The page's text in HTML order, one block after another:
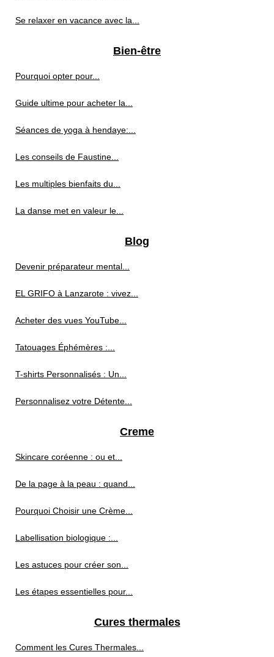
Se relaxer en vacance avec la...
Bien-être
Pourquoi opter pour...
Guide ultime pour acheter la...
Séances de yoga à hendaye:...
Les conseils de Faustine...
Les multiples bienfaits du...
La danse met en valeur le...
Blog
Devenir préparateur mental...
EL GRIFO à Lanzarote : vivez...
Acheter des vues YouTube...
Tatouages Éphémères :...
T-shirts Personnalisés : Un...
Personnalisez votre Détente...
Creme
Skincare coréenne : ou et...
De la page à la peau : quand...
Pourquoi Choisir une Crème...
Labellisation biologique :...
Les astuces pour créer son...
Les étapes essentielles pour...
Cures thermales
Comment les Cures Thermales...